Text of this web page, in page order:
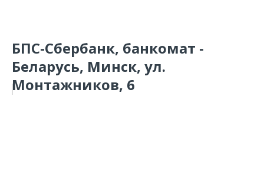
БПС-Сбербанк, банкомат -
Беларусь, Минск, ул.
Монтажников, 6